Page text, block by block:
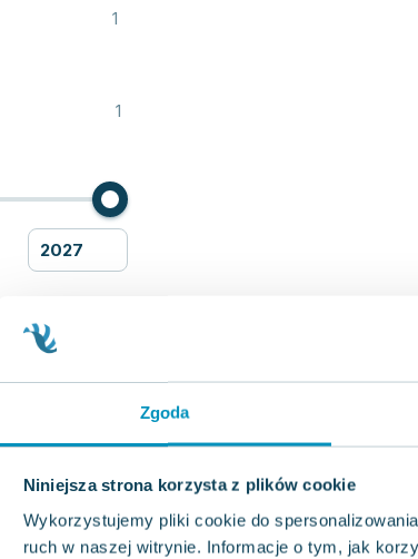
Zgoda
Niniejsza strona korzysta z plików cookie
Wykorzystujemy pliki cookie do
ruch w naszej witrynie. Informacje o tym, jak
1
1
ksiązki!
Odkupimy i
książki.